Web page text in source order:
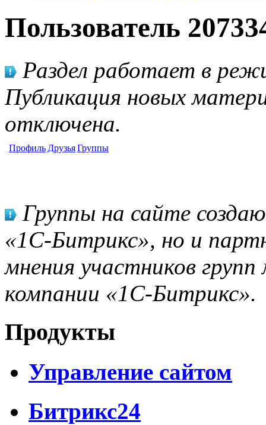
Пользователь
Раздел работает в
Публикация новых
отключена.
Профиль ДрузьяГруппы
Группы на сайте
«1С-Битрикс», но и
мнения участников
компании «1С-Битрикс».
Продукты
Управление сайтом
Битрикс24